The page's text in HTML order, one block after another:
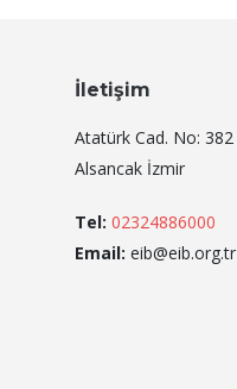
İletişim
Atatürk Cad. No: 382
Alsancak İzmir
Tel: 02324886000
Email: eib@eib.org.tr